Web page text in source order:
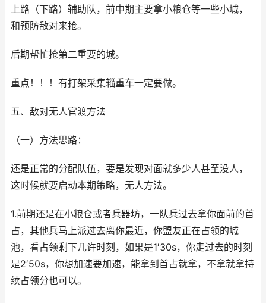
上路（下路）辅助队，前中期主要拿小粮仓等一些小城，
和预防敌对来抢。
后期帮忙抢第二重要的城。
重点！！！有打架采集辎重车一定要做。
五、敌对无人官渡方法
（一）方法思路：
还是正常的分配队伍，要是发现对面就多少人甚至没人，
这时候就要启动本期策略，无人方法。
1.前期还是在小粮仓或者兵器坊，一队兵过去拿你面前的首
占，其他兵马上派过去离你最近，你盟友正在占领的城
池，看占领剩下几许时刻，如果是1′30s，你走过去的时刻
是2′50s，你想加速要加速，能拿到首占就拿，不拿就拿持
续占领分也可以。